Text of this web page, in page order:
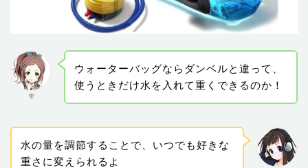
雫
ウォーターバッグならダンベルと違って、
使うときだけ水を入れて重くできるのか！
水の量を調節することで、いつでも好きな
重さに変えられるよ